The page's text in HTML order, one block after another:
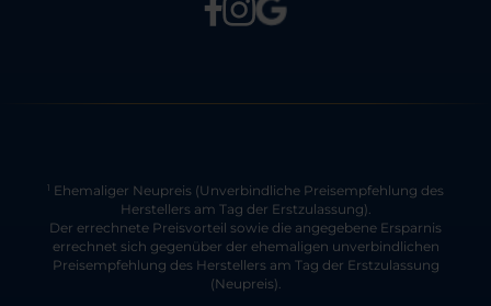
1
Ehemaliger Neupreis (Unverbindliche Preisempfehlung des
Herstellers am Tag der Erstzulassung).
Der errechnete Preisvorteil sowie die angegebene Ersparnis
errechnet sich gegenüber der ehemaligen unverbindlichen
Preisempfehlung des Herstellers am Tag der Erstzulassung
(Neupreis).